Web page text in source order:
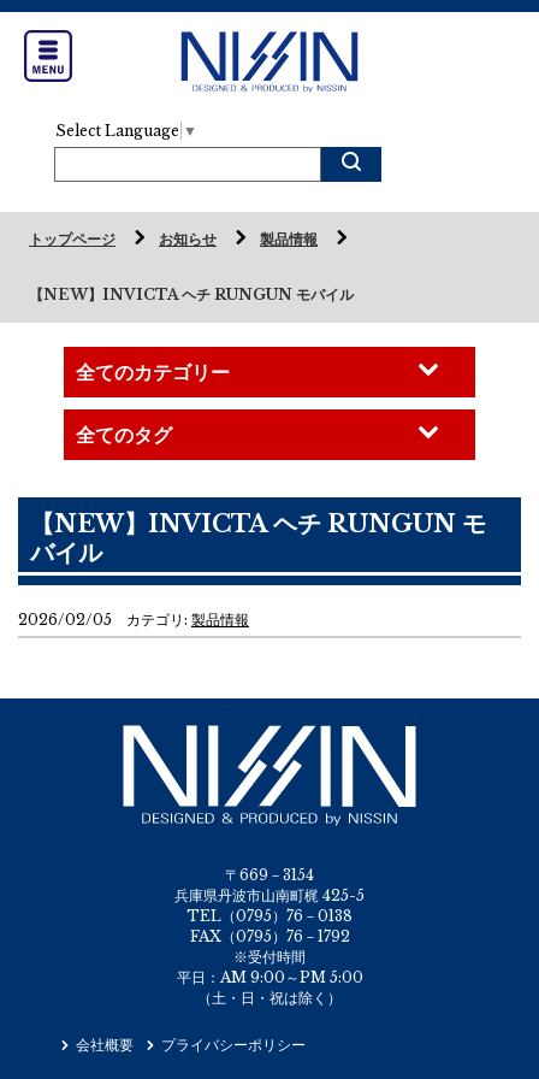
Select Language ▼
トップページ お知らせ 製品情報
【NEW】INVICTA ヘチ RUNGUN モバイル
【NEW】INVICTA ヘチ RUNGUN モ
バイル
2026/02/05 カテゴリ: 製品情報
〒669－3154
兵庫県丹波市山南町梶 425-5
TEL（0795）76－0138
FAX（0795）76－1792
※受付時間
平日：AM 9:00～PM 5:00
（土・日・祝は除く）
会社概要 プライバシーポリシー